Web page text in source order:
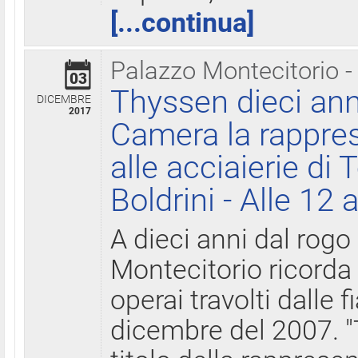
[...continua]
Palazzo Montecitorio
03
DICEMBRE
2017
Thyssen dieci
Camera la
alle acciaierie di
Boldrini - Alle 12
A dieci anni dal
Montecitorio
operai travolti dalle
dicembre del 2007.